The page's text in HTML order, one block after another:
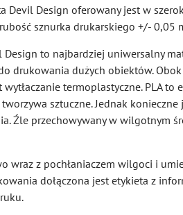
Devil Design oferowany jest w
sznurka drukarskiego +/- 0,05
Design to najbardziej uniwersalny
drukowania dużych obiektów. Obok
termoplastyczne. PLA to
sztuczne. Jednak
Źle przechowywany w wilgotnym
wraz z pochłaniaczem wilgoci i
dołączona jest etykieta z